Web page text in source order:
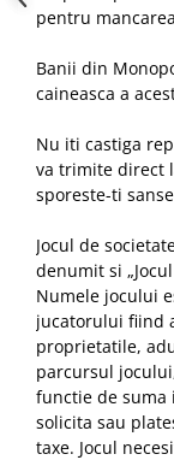
pentru
Banii din
caineasca a
Nu iti castiga
va trimite direct
sporeste-ti
Jocul de
denumit si
Numele jocului
jucatorului fiind
proprietatile,
parcursul
functie de suma
solicita sau
taxe. Jocul